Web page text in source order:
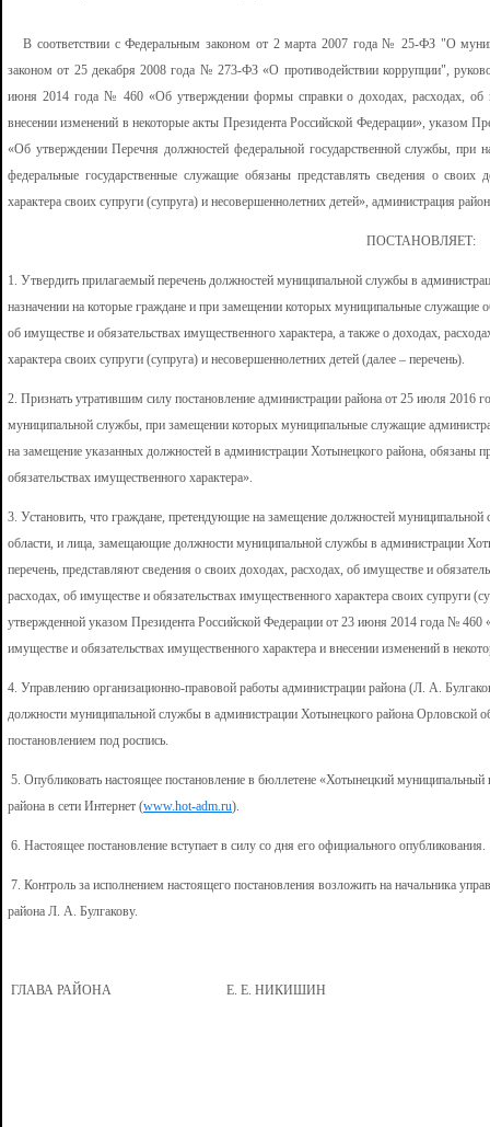
В соответствии с Федеральным законом от 2 марта 2007 года № 25-ФЗ "О
законом от 25 декабря 2008 года № 273-ФЗ «О противодействии коррупции",
июня 2014 года № 460 «Об утверждении формы справки о доходах, расходах, об
внесении изменений в некоторые акты Президента Российской Федерации», указом
«Об утверждении Перечня должностей федеральной государственной службы, при
федеральные государственные служащие обязаны представлять сведения о
характера своих супруги (супруга) и несовершеннолетних детей», администрация
ПОСТАНОВЛЯЕТ:
1. Утвердить прилагаемый перечень должностей муниципальной службы в
назначении на которые граждане и при замещении которых муниципальные служащие
об имуществе и обязательствах имущественного характера, а также о доходах,
характера своих супруги (супруга) и несовершеннолетних детей (далее – перечень).
2. Признать утратившим силу постановление администрации района от 25 июля 2016
муниципальной службы, при замещении которых муниципальные служащие
на замещение указанных должностей в администрации Хотынецкого района, обязаны
обязательствах имущественного характера».
3. Установить, что граждане, претендующие на замещение должностей
области, и лица, замещающие должности муниципальной службы в администрации
перечень, представляют сведения о своих доходах, расходах, об имуществе и
расходах, об имуществе и обязательствах имущественного характера своих супруги
утвержденной указом Президента Российской Федерации от 23 июня 2014 года №
имуществе и обязательствах имущественного характера и внесении изменений в
4. Управлению организационно-правовой работы администрации района (Л. А.
должности муниципальной службы в администрации Хотынецкого района Орловской
постановлением под роспись.
5. Опубликовать настоящее постановление в бюллетене «Хотынецкий муниципальный
района в сети Интернет (www.hot-adm.ru).
6. Настоящее постановление вступает в силу со дня его официального опубликования.
7. Контроль за исполнением настоящего постановления возложить на начальника
района Л. А. Булгакову.
ГЛАВА РАЙОНА Е. Е. НИКИШИН